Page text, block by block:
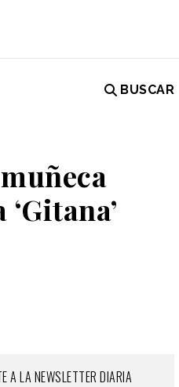
BUSCAR
A LA NEWSLETTER DIARIA